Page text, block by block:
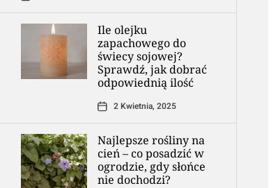
Ile olejku
zapachowego do
świecy sojowej?
Sprawdź, jak dobrać
odpowiednią ilość
2 Kwietnia, 2025
Najlepsze rośliny na
cień – co posadzić w
ogrodzie, gdy słońce
nie dochodzi?